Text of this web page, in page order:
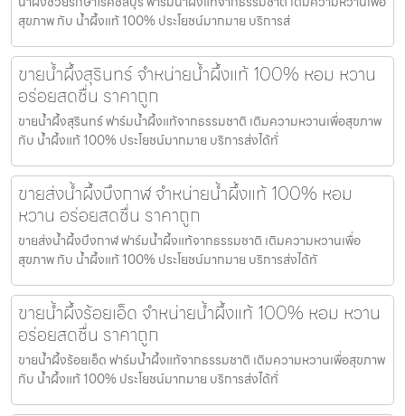
สุขภาพ กับ น้ำผึ้งแท้ 100% ประโยชน์มากมาย บริการส่
ขายน้ำผึ้งสุรินทร์ จำหน่ายน้ำผึ้งแท้ 100% หอม หวาน
อร่อยสดชื่น ราคาถูก
ขายน้ำผึ้งสุรินทร์ ฟาร์มน้ำผึ้งแท้จากธรรมชาติ เติมความหวานเพื่อสุขภาพ
กับ น้ำผึ้งแท้ 100% ประโยชน์มากมาย บริการส่งได้ทั่
ขายส่งน้ำผึ้งบึงกาฬ จำหน่ายน้ำผึ้งแท้ 100% หอม
หวาน อร่อยสดชื่น ราคาถูก
ขายส่งน้ำผึ้งบึงกาฬ ฟาร์มน้ำผึ้งแท้จากธรรมชาติ เติมความหวานเพื่อ
สุขภาพ กับ น้ำผึ้งแท้ 100% ประโยชน์มากมาย บริการส่งได้ทั
ขายน้ำผึ้งร้อยเอ็ด จำหน่ายน้ำผึ้งแท้ 100% หอม หวาน
อร่อยสดชื่น ราคาถูก
ขายน้ำผึ้งร้อยเอ็ด ฟาร์มน้ำผึ้งแท้จากธรรมชาติ เติมความหวานเพื่อสุขภาพ
กับ น้ำผึ้งแท้ 100% ประโยชน์มากมาย บริการส่งได้ทั่